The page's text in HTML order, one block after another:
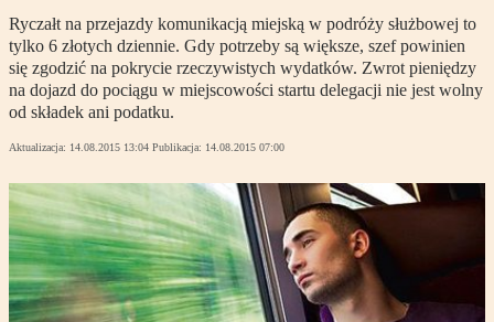
Ryczałt na przejazdy komunikacją miejską w podróży służbowej to
tylko 6 złotych dziennie. Gdy potrzeby są większe, szef powinien
się zgodzić na pokrycie rzeczywistych wydatków. Zwrot pieniędzy
na dojazd do pociągu w miejscowości startu delegacji nie jest wolny
od składek ani podatku.
Aktualizacja: 14.08.2015 13:04 Publikacja: 14.08.2015 07:00